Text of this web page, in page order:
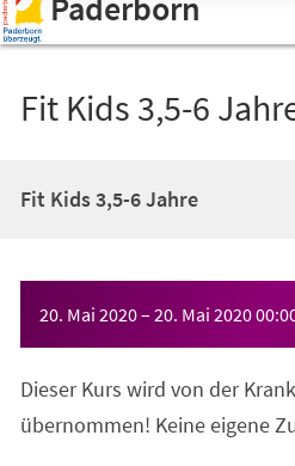
öffnen.
Fit Kids 3,5-6
Fit Kids 3,5-6 Jahre
20. Mai 2020– 20. Mai 2020
Dieser Kurs wird von der
übernommen! Keine eigene